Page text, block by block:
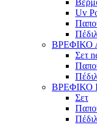
Uv
ΒΡΕΦΙΚΟ
Σετ
ΒΡΕΦΙΚΟ
Σετ